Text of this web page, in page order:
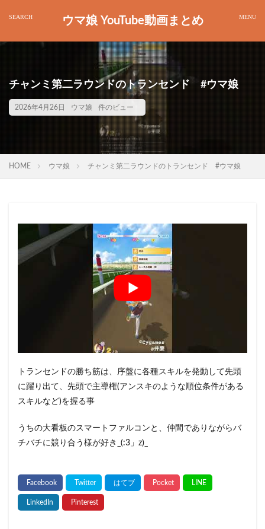
ウマ娘 YouTube動画まとめ
チャンミ第二ラウンドのトランセンド #ウマ娘
2026年4月26日 ウマ娘 件のビュー
HOME ウマ娘 チャンミ第二ラウンドのトランセンド #ウマ娘
トランセンドの勝ち筋は、序盤に各種スキルを発動して先頭
に躍り出て、先頭で主導権(アンスキのような順位条件がある
スキルなど)を握る事
うちの大看板のスマートファルコンと、仲間でありながらバ
チバチに競り合う様が好き_(:3」z)_